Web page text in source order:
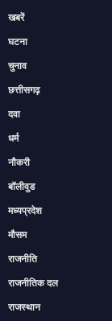
खबरें
घटना
चुनाव
छत्तीसगढ़
दवा
धर्म
नौकरी
बॉलीवुड
मध्यप्रदेश
मौसम
राजनीति
राजनीतिक दल
राजस्थान